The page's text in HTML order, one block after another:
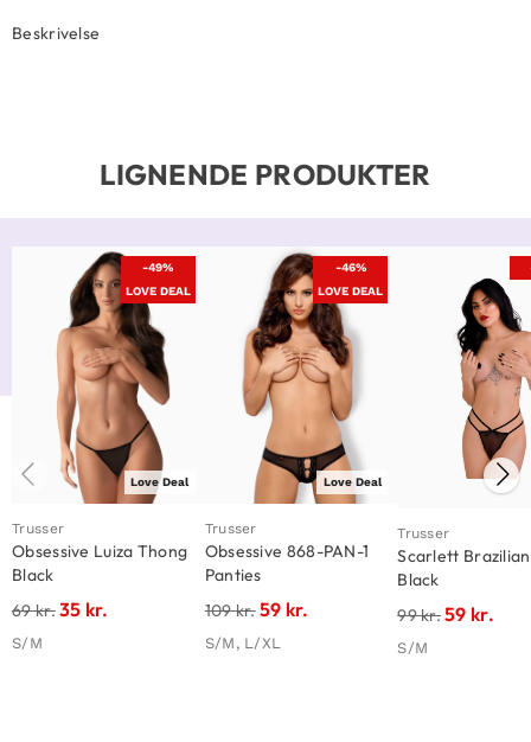
Beskrivelse
LIGNENDE PRODUKTER
-49%
LOVE DEAL
Love Deal
Trusser
Obsessive Luiza Thong
Black
69kr.35 kr.
S/M
-46%
LOVE DEAL
Love Deal
Trusser
Obsessive 868-PAN-1
Panties
109kr.59 kr.
S/M, L/XL
Trusser
Scarlett
Black
99kr.59 kr.
S/M